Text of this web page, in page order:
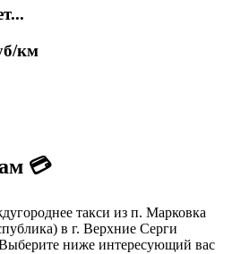
км
💳
такси из п. Марковка
в г. Верхние Серги
ниже интересующий вас